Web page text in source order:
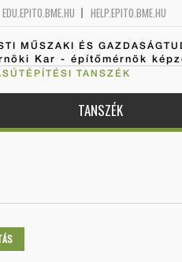
EDU.EPITO.BME.HU HELP.EPITO.BME.HU
MŰSZAKI ÉS
Kar - építőmérnök
TANSZÉK
TANSZÉK